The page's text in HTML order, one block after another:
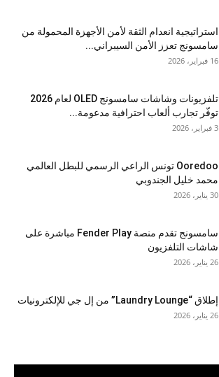
استراتيجية انعدام الثقة لأمن الأجهزة المحمولة من
سامسونج تعزز الأمن السيبراني...
16 فبراير، 2026
تلفزيونات وشاشات سامسونج OLED لعام 2026
توفّر تجارب ألعاب احترافية مدعومة...
3 فبراير، 2026
Ooredoo تونس الراعي الرسمي للبطل العالمي
محمد خليل الجندوبي
30 يناير، 2026
سامسونج تقدم منصة Fender Play مباشرة على
شاشات التلفزيون
26 يناير، 2026
إطلاق “Laundry Lounge” من إل جي للإلكترونيات
26 يناير، 2026